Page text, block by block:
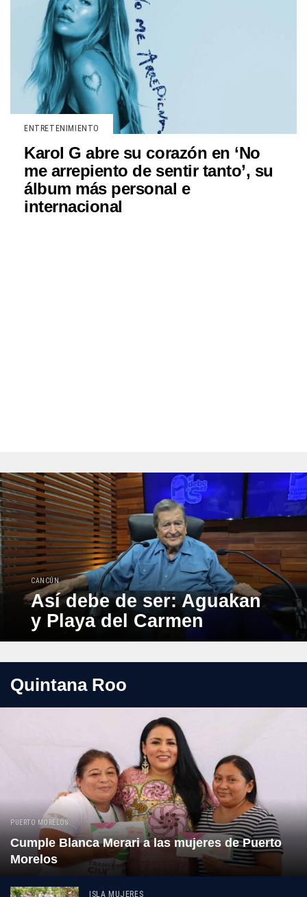
ENTRETENIMIENTO
Karol G abre su corazón en ‘No
me arrepiento de sentir tanto’, su
álbum más personal e
internacional
CANCÚN
Así debe de ser: Aguakan
y Playa del Carmen
Quintana Roo
PUERTO MORELOS
Cumple Blanca Merari a las mujeres de Puerto
Morelos
ISLA MUJERES